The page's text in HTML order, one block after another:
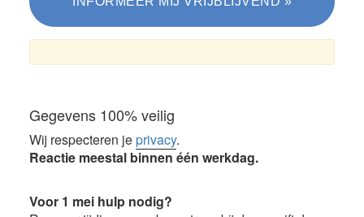
Gegevens 100% veilig
Wij respecteren jeprivacy.
Reactie meestal binnen één werkdag.
Voor 1 mei hulp nodig?